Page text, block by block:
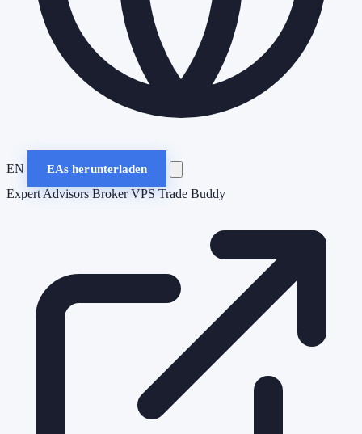
EN
EAs herunterladen
Expert Advisors BrokerVPS Trade Buddy